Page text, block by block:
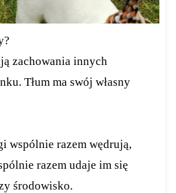
zachowania innych
Tłum ma swój własny
wspólnie razem wędrują,
razem udaje im się
środowisko.